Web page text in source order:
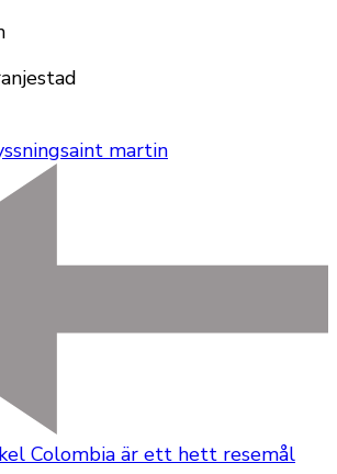
saint martin
Colombia är ett hett resemål